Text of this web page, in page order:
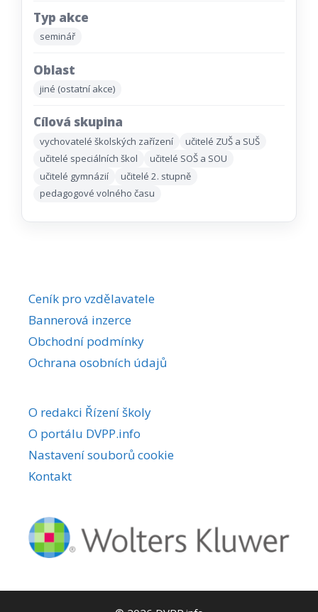
Typ akce
seminář
Oblast
jiné (ostatní akce)
Cílová skupina
vychovatelé školských zařízení
učitelé ZUŠ a SUŠ
učitelé speciálních škol
učitelé SOŠ a SOU
učitelé gymnázií
učitelé 2. stupně
pedagogové volného času
Ceník pro vzdělavatele
Bannerová inzerce
Obchodní podmínky
Ochrana osobních údajů
O redakci Řízení školy
O portálu DVPP.info
Nastavení souborů cookie
Kontakt